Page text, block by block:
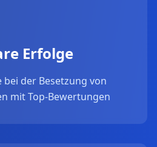
Erfolge
der Besetzung von
mit Top-Bewertungen